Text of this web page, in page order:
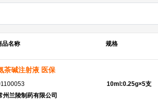
品名称 规格
茶碱注射液 医保
州兰陵制药有限公司
10ml:0.25g×5支